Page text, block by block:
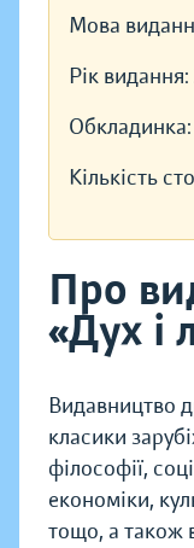
Мова
Рік видання:
Обкладинка:
Кількість
Про
«Дух і
Видавництво
класики
філософії,
економіки,
тощо, а також